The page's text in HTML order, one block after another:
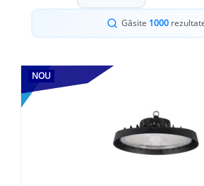
Găsite 1000
NOU